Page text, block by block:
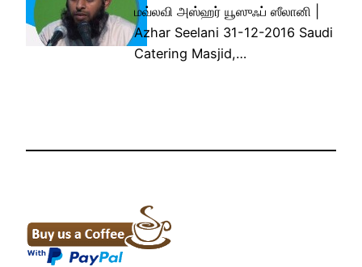
மவ்லவி அஸ்ஹர் யூஸுஃப் ஸீலானி |
Azhar Seelani 31-12-2016 Saudi
Catering Masjid,…